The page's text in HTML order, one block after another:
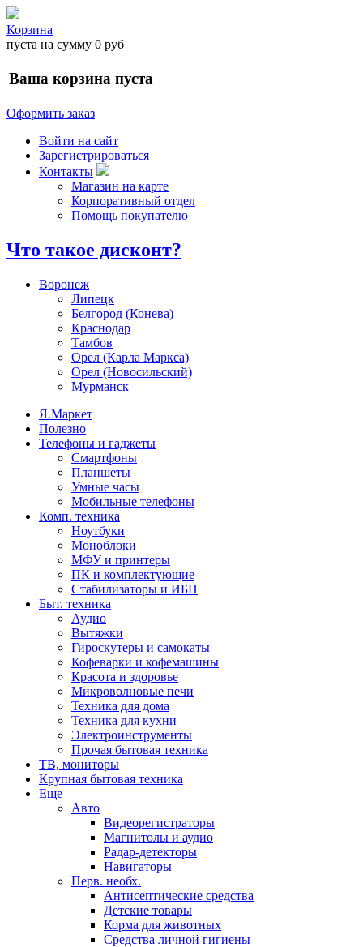
Корзина
пуста на сумму 0 руб
Ваша корзина пуста
Оформить заказ
Войти на сайт
Зарегистрироваться
Контакты
Магазин на карте
Корпоративный отдел
Помощь покупателю
Что такое дисконт?
Воронеж
Липецк
Белгород (Конева)
Краснодар
Тамбов
Орел (Карла Маркса)
Орел (Новосильский)
Мурманск
Я.Маркет
Полезно
Телефоны и гаджеты
Смартфоны
Планшеты
Умные часы
Мобильные телефоны
Комп. техника
Ноутбуки
Моноблоки
МФУ и принтеры
ПК и комплектующие
Стабилизаторы и ИБП
Быт. техника
Аудио
Вытяжки
Гироскутеры и самокаты
Кофеварки и кофемашины
Красота и здоровье
Микроволновые печи
Техника для дома
Техника для кухни
Электроинструменты
Прочая бытовая техника
ТВ, мониторы
Крупная бытовая техника
Еще
Авто
Видеорегистраторы
Магнитолы и аудио
Радар-детекторы
Навигаторы
Перв. необх.
Антисептические средства
Детские товары
Корма для животных
Средства личной гигиены